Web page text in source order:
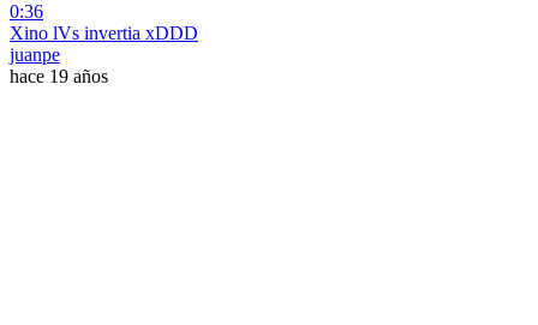
0:36
Xino lVs invertia xDDD
juanpe
hace 19 años